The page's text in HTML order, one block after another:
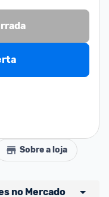
Sobre a loja
no Mercado